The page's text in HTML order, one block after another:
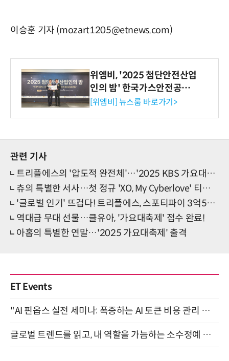
이승훈 기자 (mozart1205@etnews.com)
위엠비, '2025 첨단안전산업
인의 밤' 한국가스안전공사
사장상 수상
[위엠비] 뉴스룸 바로가기>
관련 기사
트리플에스의 '압도적 완전체'…'2025 KBS 가요대축제' 홀렸다!
츄의 특별한 서사…첫 정규 'XO, My Cyberlove' 티저 공개
'글로벌 인기' 뜨겁다! 트리플에스, 스포티파이 3억5000만 스트리밍 돌파
역대급 무대 선물…클유아, '가요대축제' 접수 완료!
아홉의 특별한 연말…'2025 가요대축제' 출격
ET Events
"AI 핀옵스 실전 세미나: 폭증하는 AI 토큰 비용 관리 전략" 8월 21일 개최
글로벌 트렌드를 읽고, 내 역할을 가늠하는 소수정예 실습 워크숍 (8/28)